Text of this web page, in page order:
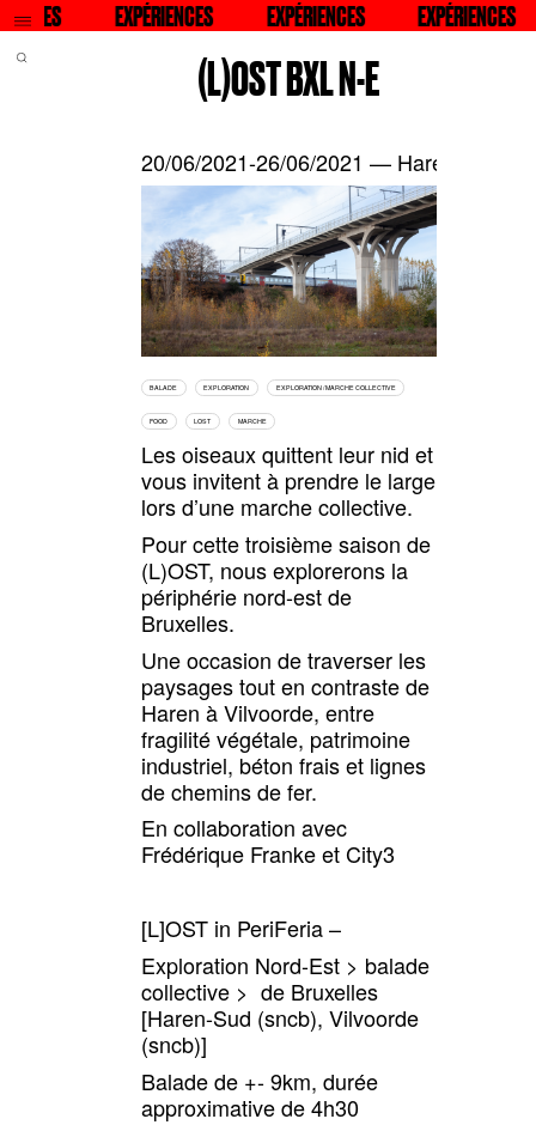
EXPÉRIENCES EXPÉRIENCES EXPÉRIENCES
RECHERCHER RECHERCHER RECHERCHER
(L)OST BXL N-E
20/06/2021-26/06/2021 — Haren-
BALADE EXPLORATION EXPLORATION / MARCHE COLLECTIVE
FOOD LOST MARCHE
Les oiseaux quittent leur nid et
vous invitent à prendre le large
lors d’une marche collective.
Pour cette troisième saison de
(L)OST, nous explorerons la
périphérie nord-est de
Bruxelles.
Une occasion de traverser les
paysages tout en contraste de
Haren à Vilvoorde, entre
fragilité végétale, patrimoine
industriel, béton frais et lignes
de chemins de fer.
En collaboration avec
Frédérique Franke et City3
[L]OST in PeriFeria –
Exploration Nord-Est > balade
collective > de Bruxelles
[Haren-Sud (sncb), Vilvoorde
(sncb)]
Balade de +- 9km, durée
approximative de 4h30